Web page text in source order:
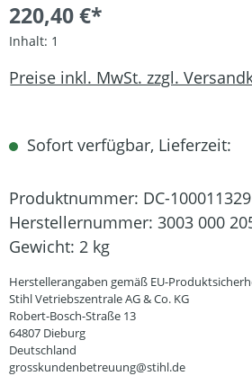
220,40 €*
Inhalt: 1
Preise inkl. MwSt. zzgl.
Sofort verfügbar, Lieferzeit:
Produktnummer: DC-100011329
Herstellernummer: 3003 000
Gewicht: 2 kg
Herstellerangaben gemäß EU-
Stihl Vetriebszentrale AG & Co. KG
Robert-Bosch-Straße 13
64807 Dieburg
Deutschland
grosskundenbetreuung@stihl.de